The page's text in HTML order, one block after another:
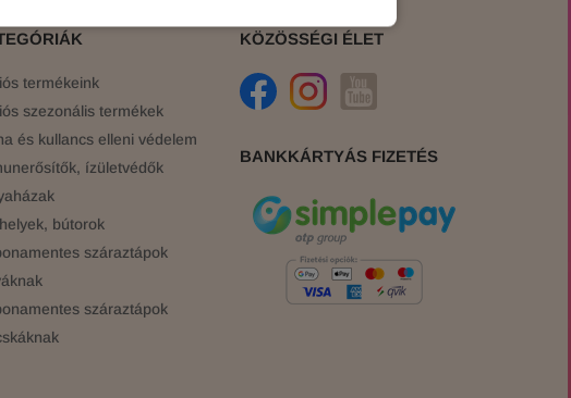
termékeink
szezonális termékek
és kullancs elleni védelem
ízületvédők
bútorok
száraztápok
száraztápok
KÖZÖSSÉGI ÉLET
BANKKÁRTYÁS FIZETÉS